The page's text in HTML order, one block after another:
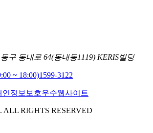
구 동내로 64(동내동1119) KERIS빌딩
~ 18:00)1599-3122
ALL RIGHTS RESERVED